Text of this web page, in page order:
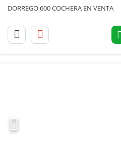
DORREGO 600 COCHERA EN VENTA